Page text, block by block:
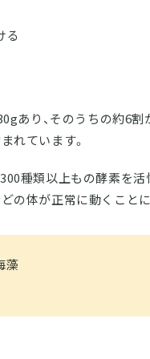
る
あり、そのうちの約6割
れています。
種類以上もの酵素を活
の体が正常に動くこと
藻